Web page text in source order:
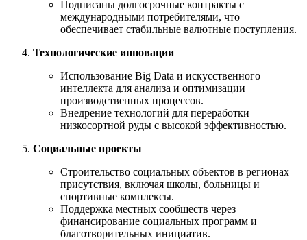
Подписаны долгосрочные контракты с
международными потребителями, что
обеспечивает стабильные валютные поступления.
Технологические инновации
Использование Big Data и искусственного
интеллекта для анализа и оптимизации
производственных процессов.
Внедрение технологий для переработки
низкосортной руды с высокой эффективностью.
Социальные проекты
Строительство социальных объектов в регионах
присутствия, включая школы, больницы и
спортивные комплексы.
Поддержка местных сообществ через
финансирование социальных программ и
благотворительных инициатив.